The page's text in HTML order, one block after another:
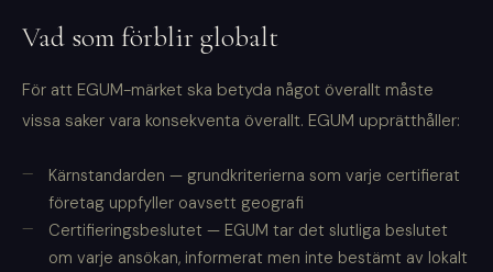
Vad som förblir globalt
För att EGUM-märket ska betyda något överallt måste
vissa saker vara konsekventa överallt. EGUM upprätthåller:
Kärnstandarden — grundkriterierna som varje certifierat
företag uppfyller oavsett geografi
Certifieringsbeslutet — EGUM tar det slutliga beslutet
om varje ansökan, informerat men inte bestämt av lokalt